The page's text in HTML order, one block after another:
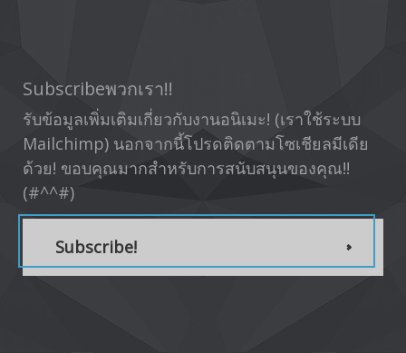
Subscribeพวกเรา!!
รับข้อมูลเพิ่มเติมเกี่ยวกับงานอนิเมะ! (เราใช้ระบบ
Mailchimp) นอกจากนี้โปรดติดตามโซเชียลมีเดีย
ด้วย! ขอบคุณมากสำหรับการสนับสนุนของคุณ!!
(#^^#)
Subscribe!